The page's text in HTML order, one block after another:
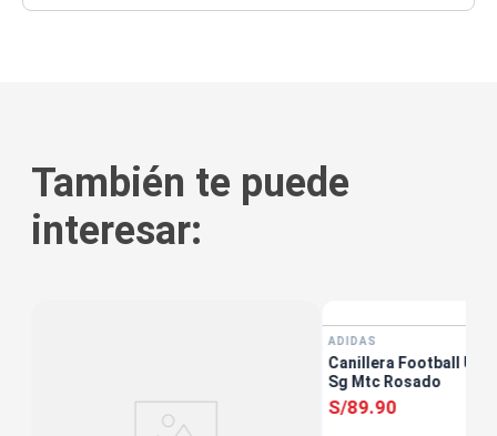
También te puede
interesar:
ADIDAS
Canillera Football
Sg Mtc Rosado
S/89.90